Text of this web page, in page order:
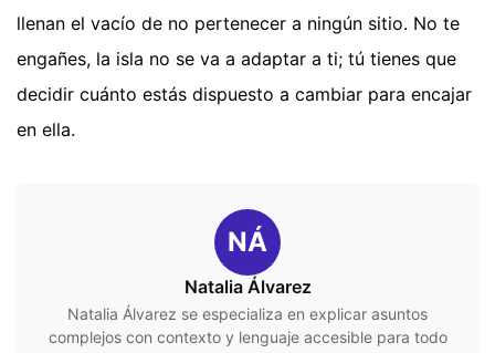
llenan el vacío de no pertenecer a ningún sitio. No te
engañes, la isla no se va a adaptar a ti; tú tienes que
decidir cuánto estás dispuesto a cambiar para encajar
en ella.
NÁ
Natalia Álvarez
Natalia Álvarez se especializa en explicar asuntos
complejos con contexto y lenguaje accesible para todo